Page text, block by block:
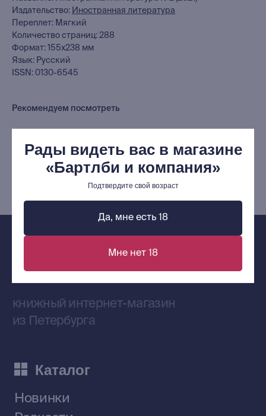
Рады видеть вас в магазине
«Бартлби и компания»
Подтвердите свой возраст
Да, мне есть 18
Мне нет 18
Издательство: Иностранная литература
Переплет: Мягкий
Количество страниц: 288
Формат: 155х238 мм
Язык: Русский
ISSN: 0130-6545
Рекомендуем посмотреть
Контакты
О Компании
Приобрести книги на Ozon
Сообщество ВКонтакте
Мерч
Наши книги на «Авито»
Предзаказ
Выбор Бартлби
Издательская программа
Telegram-канал